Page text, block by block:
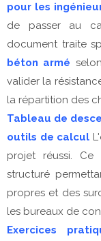
pour les
de passer au
document traite
béton armé
valider la
la répartition des
Tableau de
outils de calcul
projet réussi.
structuré
propres et des
les bureaux de
Exercices